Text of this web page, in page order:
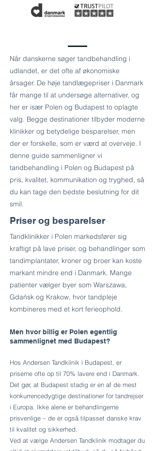
Når danskerne søger tandbehandling i
udlandet, er det ofte af økonomiske
årsager. De høje tandlægepriser i Danmark
får mange til at undersøge alternativer, og
her er især Polen og Budapest to oplagte
valg. Begge destinationer tilbyder moderne
klinikker og betydelige besparelser, men
der er forskelle, som er værd at overveje. I
denne guide sammenligner vi
tandbehandling i Polen og Budapest på
pris, kvalitet, kommunikation og tryghed, så
du kan tage den bedste beslutning for dit
smil.
Priser og besparelser
Tandklinikker i Polen markedsfører sig
kraftigt på lave priser, og behandlinger som
tandimplantater, kroner og broer kan koste
markant mindre end i Danmark. Mange
patienter vælger byer som Warszawa,
Gdańsk og Krakow, hvor tandpleje
kombineres med et kort ferieophold.
Men hvor billig er Polen egentlig
sammenlignet med Budapest?
Hos Andersen Tandklinik i Budapest, er
priserne ofte op til 70% lavere end i Danmark.
Det gør, at Budapest stadig er en af de mest
konkurrencedygtige destinationer for tandrejser
i Europa. Ikke alene er behandlingerne
prisvenlige – de er også tilpasset danske krav
til kvalitet og sikkerhed.
Ved at vælge Andersen Tandklinik modtager du